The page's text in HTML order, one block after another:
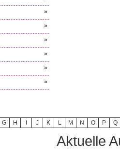
»
»
»
»
»
»
G H J K L M N O P Q
Aktuelle